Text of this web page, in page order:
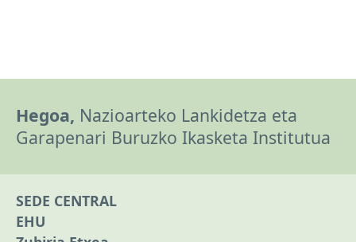
Hegoa, Nazioarteko Lankidetza eta
Garapenari Buruzko Ikasketa Institutua
SEDE CENTRAL
EHU